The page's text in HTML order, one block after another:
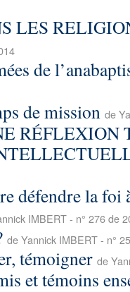
LES
de
de mission de
RÉFLEXION
défendre la foi
IMBERT - n° 276 de
de Yannick IMBERT - n°
témoigner de
et témoins